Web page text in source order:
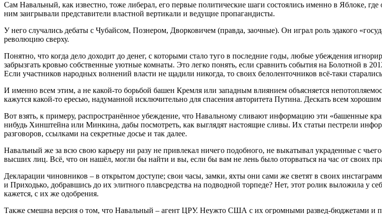
Сам Навальный, как известно, тоже либерал, его первые политические шаги состоялись именно в Яблоке,
ним заигрывали представители властной вертикали и ведущие пропагандисты.
У него случались дебаты с Чубайсом, Познером, Дворковичем (правда, заочные). Он играл роль эдакого
революцию сверху.
Понятно, что когда дело доходит до денег, с которыми стало туго в последние годы, любые убеждения
забрызгать кровью собственные уютные комнаты. Это легко понять, если сравнить события на Болотной в
Если участников народных волнений власти не щадили никогда, то своих белоленточников всё-таки
И именно всем этим, а не какой-то борьбой башен Кремля или западным влиянием объясняется
кажутся какой-то ересью, надуманной исключительно для спасения авторитета Путина. Дескать всем
Вот взять, к примеру, распространённое убеждение, что Навальному сливают информацию эти «башенные
нибудь Хинштейна или Минкина, дабы посмотреть, как выглядят настоящие сливы. Их статьи пестрели
разговоров, ссылками на секретные досье и так далее.
Навальный же за всю свою карьеру ни разу не привлекал ничего подобного, не выкатывал украденные с
высших лиц. Всё, что он нашёл, могли бы найти и вы, если бы вам не лень было оторваться на час от своих
Декларации чиновников – в открытом доступе; свои часы, замки, яхты они сами же светят в своих
и Приходько, добравшись до их элитного плавсредства на подводной торпеде? Нет, этот ролик выложила у
кажется, с их же одобрения.
Также смешна версия о том, что Навальный – агент ЦРУ. Неужто США с их огромными развед-бюджетами и